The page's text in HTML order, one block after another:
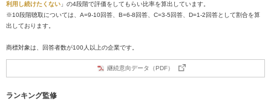
利用し続けたくない 」の4段階で評価をしてもらい比率を算出しています。
※10段階聴取については、A=9-10回答、B=6-8回答、C=3-5回答、D=1-2回答として割合を算
出しております。
商標対象は、回答者数が100人以上の企業です。
継続意向データ（PDF）
ランキング監修